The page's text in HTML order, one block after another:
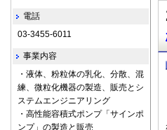
電話
03-3455-6011
事業内容
・液体、粉粒体の乳化、分散、混
練、微粒化機器の製造、販売とシ
ステムエンジニアリング
・高性能容積式ポンプ「サインポ
ンプ」の製造と販売